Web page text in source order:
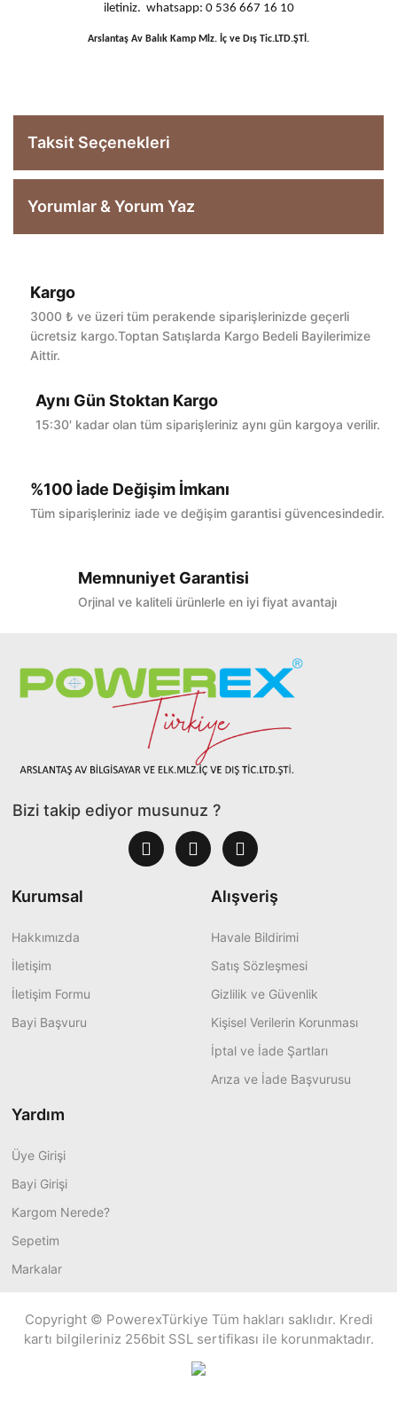
iletiniz. whatsapp: 0 536 667 16 10
Arslantaş Av Balık Kamp Mlz. İç ve Dış Tic.LTD.ŞTİ.
Taksit Seçenekleri
Yorumlar & Yorum Yaz
Bu ürüne ilk yorumu siz yapın!
Kargo
3000 ₺ ve üzeri tüm perakende siparişlerinizde geçerli
ücretsiz kargo.Toptan Satışlarda Kargo Bedeli Bayilerimize
Aittir.
Aynı Gün Stoktan Kargo
15:30' kadar olan tüm siparişleriniz aynı gün kargoya verilir.
%100 İade Değişim İmkanı
Tüm siparişleriniz iade ve değişim garantisi güvencesindedir.
Memnuniyet Garantisi
Orjinal ve kaliteli ürünlerle en iyi fiyat avantajı
Bizi takip ediyor musunuz ?
Kurumsal
Hakkımızda
İletişim
İletişim Formu
Bayi Başvuru
Alışveriş
Havale Bildirimi
Satış Sözleşmesi
Gizlilik ve Güvenlik
Kişisel Verilerin Korunması
İptal ve İade Şartları
Arıza ve İade Başvurusu
Yardım
Üye Girişi
Bayi Girişi
Kargom Nerede?
Sepetim
Markalar
Copyright © PowerexTürkiye Tüm hakları saklıdır. Kredi
kartı bilgileriniz 256bit SSL sertifikası ile korunmaktadır.